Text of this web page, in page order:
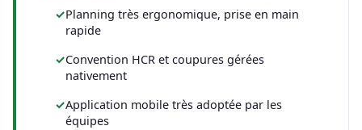
Planning très ergonomique, prise en main
rapide
Convention HCR et coupures gérées
nativement
Application mobile très adoptée par les
équipes